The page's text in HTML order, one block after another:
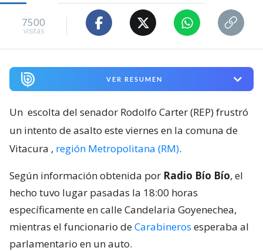
7500
visitas
VER RESUMEN
Un escolta del senador Rodolfo Carter (REP) frustró
un intento de asalto este viernes en la comuna de
Vitacura , región Metropolitana (RM).
Según información obtenida por Radio Bío Bío, el
hecho tuvo lugar pasadas la 18:00 horas
específicamente en calle Candelaria Goyenechea,
mientras el funcionario deCarabineros esperaba al
parlamentario en un auto.